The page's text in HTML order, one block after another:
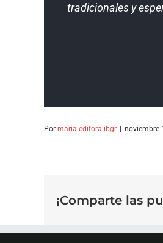
tradicionales y
Por maria editora ibgr | noviembre
¡Comparte las